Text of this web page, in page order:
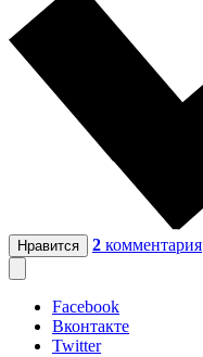
Нравится 2 комментария
Facebook
Вконтакте
Twitter